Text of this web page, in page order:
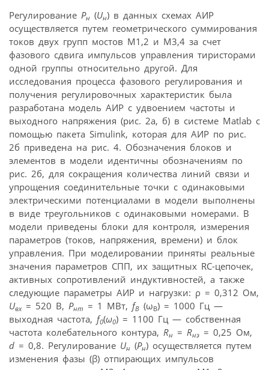
Регулирование Pн (Uн) в данных схемах АИР
осуществляется путем геометрического суммирования
токов двух групп мостов М1,2 и М3,4 за счет
фазового сдвига импульсов управления тиристорами
одной группы относительно другой. Для
исследования процесса фазового регулирования и
получения регулировочных характеристик была
разработана модель АИР с удвоением частоты и
выходного напряжения (рис. 2а, б) в системе Matlab с
помощью пакета Simulink, которая для АИР по рис.
2б приведена на рис. 4. Обозначения блоков и
элементов в модели идентичны обозначениям по
рис. 2б, для сокращения количества линий связи и
упрощения соединительные точки с одинаковыми
электрическими потенциалами в модели выполнены
в виде треугольников с одинаковыми номерами. В
модели приведены блоки для контроля, измерения
параметров (токов, напряжения, времени) и блок
управления. При моделировании приняты реальные
значения параметров СПП, их защитных RC-цепочек,
активных сопротивлений индуктивностей, а также
следующие параметры АИР и нагрузки: ρ = 0,312 Ом,
Uвх= 520 В, Pнm = 1 МВт, fВ (ωВ) = 1000 Гц —
выходная частота, f0(ω0) = 1100 Гц — собственная
частота колебательного контура, Rн = Rнэ = 0,25 Ом,
d = 0,8. Регулирование Uн (Pн) осуществляется путем
изменения фазы (β) отпирающих импульсов